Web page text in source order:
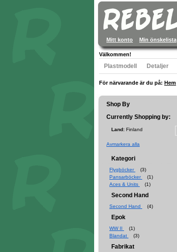
Mitt konto Min önskelista
Välkommen!
Plastmodell Detaljer
För närvarande är du på: Hem
Shop By
Currently Shopping by:
Land: Finland
Avmarkera alla
Kategori
Flygböcker
(3)
Pansarböcker
(1)
Aces & Units
(1)
Second Hand
Second Hand (4)
Epok
WW II
(1)
Blandat
(3)
Fabrikat